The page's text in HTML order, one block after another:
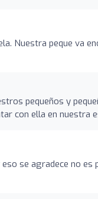
Nuestra peque va
pequeños y
con ella en nuestra
se agradece no es